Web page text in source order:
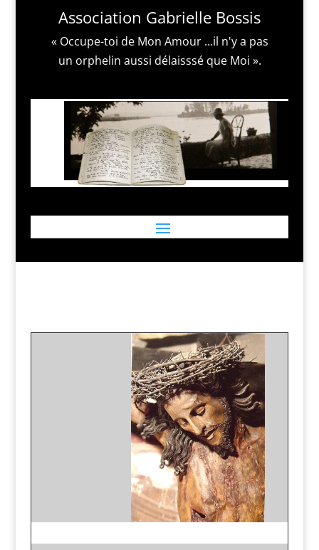
Association Gabrielle Bossis
« Occupe-toi de Mon Amour ...il n'y a pas
un orphelin aussi délaisssé que Moi ».